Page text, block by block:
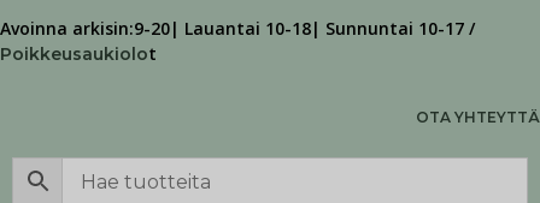
Avoinna arkisin:9-20| Lauantai 10-18| Sunnuntai 10-17 /
Poikkeusaukiolot
OTA YHTEYTTÄ